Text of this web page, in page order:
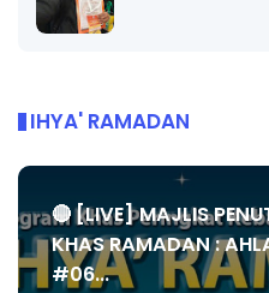
IHYA' RAMADAN
🔴 [LIVE] MAJLIS
KHAS RAMADAN :
#06...